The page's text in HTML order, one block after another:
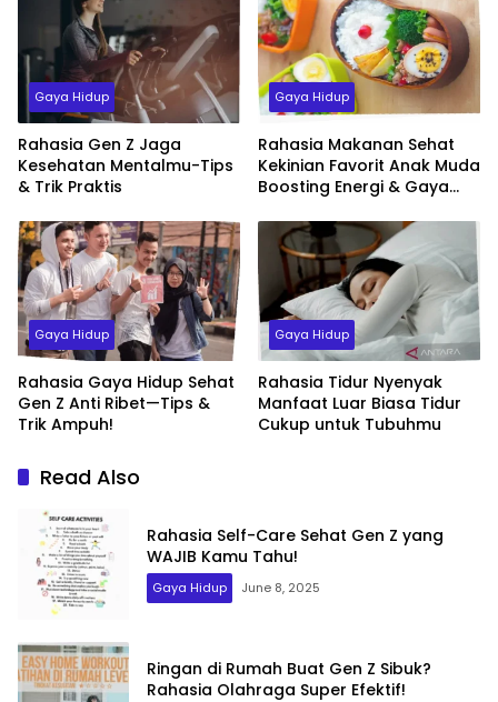
Gaya Hidup
Rahasia Gen Z Jaga
Kesehatan Mentalmu-Tips
& Trik Praktis
Gaya Hidup
Rahasia Makanan Sehat
Kekinian Favorit Anak Muda
Boosting Energi & Gaya
Gaya Hidup
Rahasia Gaya Hidup Sehat
Gen Z Anti Ribet—Tips &
Trik Ampuh!
Gaya Hidup
Rahasia Tidur Nyenyak
Manfaat Luar Biasa Tidur
Cukup untuk Tubuhmu
Read Also
Rahasia Self-Care Sehat Gen Z yang
WAJIB Kamu Tahu!
Gaya Hidup June 8, 2025
Ringan di Rumah Buat Gen Z Sibuk?
Rahasia Olahraga Super Efektif!